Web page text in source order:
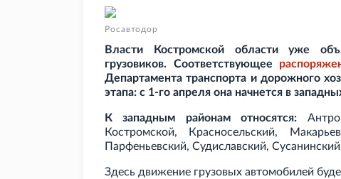
Росавтодор
Власти Костромской области уже
грузовиков. Соответствующее
Департамента транспорта и дорожного
этапа: с 1-го апреля она начнется в
К западным районам относятся:
Костромской, Красносельский,
Парфеньевский, Судиславский,
Здесь движение грузовых автомобилей